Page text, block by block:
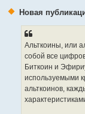
s
Новая
Альткоины, или
собой все
Биткоин и
используемыми
альткоинов,